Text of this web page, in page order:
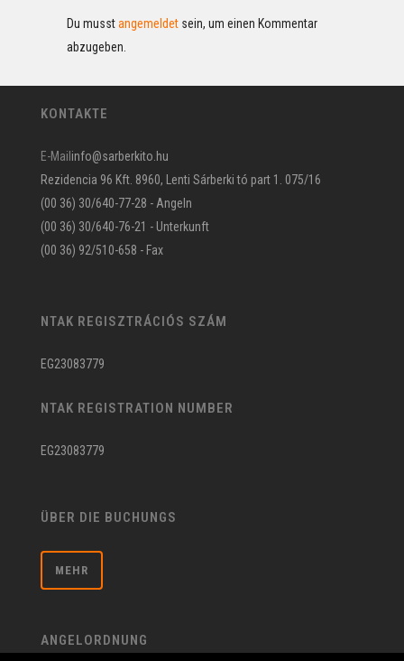
Du musstangemeldet sein, um einen Kommentar
abzugeben.
KONTAKTE
E-Mail info@sarberkito.hu
Rezidencia 96 Kft. 8960, Lenti Sárberki tó part 1. 075/16
(00 36) 30/640-77-28 - Angeln
(00 36) 30/640-76-21 - Unterkunft
(00 36) 92/510-658 - Fax
NTAK REGISZTRÁCIÓS SZÁM
EG23083779
NTAK REGISTRATION NUMBER
EG23083779
ÜBER DIE BUCHUNGS
MEHR
ANGELORDNUNG